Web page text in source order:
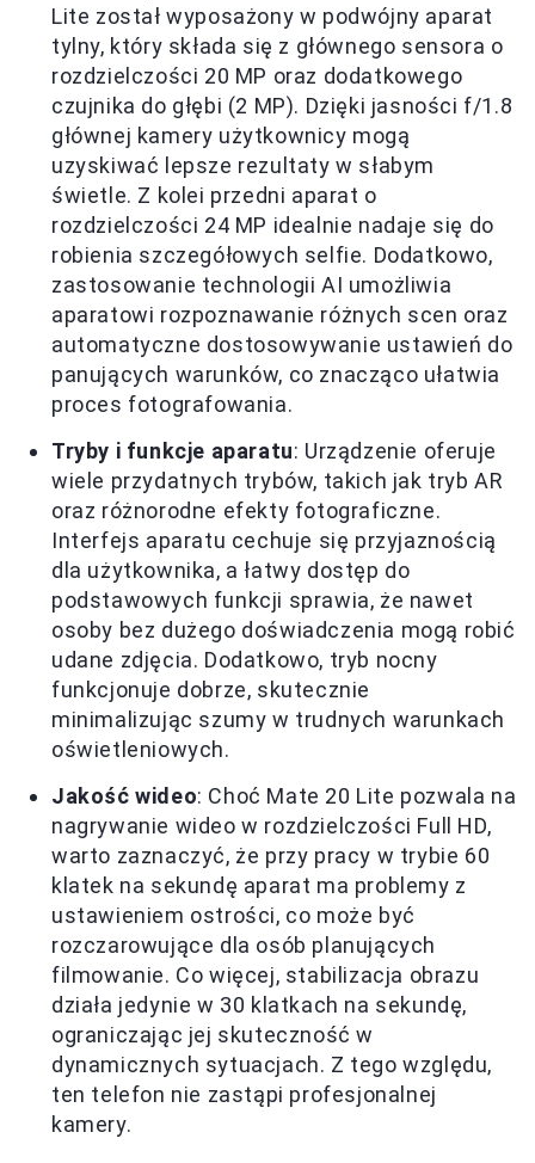
Lite został wyposażony w podwójny aparat
tylny, który składa się z głównego sensora o
rozdzielczości 20 MP oraz dodatkowego
czujnika do głębi (2 MP). Dzięki jasności f/1.8
głównej kamery użytkownicy mogą
uzyskiwać lepsze rezultaty w słabym
świetle. Z kolei przedni aparat o
rozdzielczości 24 MP idealnie nadaje się do
robienia szczegółowych selfie. Dodatkowo,
zastosowanie technologii AI umożliwia
aparatowi rozpoznawanie różnych scen oraz
automatyczne dostosowywanie ustawień do
panujących warunków, co znacząco ułatwia
proces fotografowania.
Tryby i funkcje aparatu: Urządzenie oferuje
wiele przydatnych trybów, takich jak tryb AR
oraz różnorodne efekty fotograficzne.
Interfejs aparatu cechuje się przyjaznością
dla użytkownika, a łatwy dostęp do
podstawowych funkcji sprawia, że nawet
osoby bez dużego doświadczenia mogą robić
udane zdjęcia. Dodatkowo, tryb nocny
funkcjonuje dobrze, skutecznie
minimalizując szumy w trudnych warunkach
oświetleniowych.
Jakość wideo: Choć Mate 20 Lite pozwala na
nagrywanie wideo w rozdzielczości Full HD,
warto zaznaczyć, że przy pracy w trybie 60
klatek na sekundę aparat ma problemy z
ustawieniem ostrości, co może być
rozczarowujące dla osób planujących
filmowanie. Co więcej, stabilizacja obrazu
działa jedynie w 30 klatkach na sekundę,
ograniczając jej skuteczność w
dynamicznych sytuacjach. Z tego względu,
ten telefon nie zastąpi profesjonalnej
kamery.